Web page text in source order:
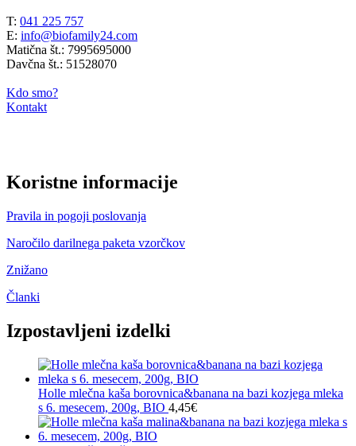
T: 041 225 757
E: info@biofamily24.com
Matična št.: 7995695000
Davčna št.: 51528070
Kdo smo?
Kontakt
Koristne informacije
Pravila in pogoji poslovanja
Naročilo darilnega paketa vzorčkov
Znižano
Članki
Izpostavljeni izdelki
Holle mlečna kaša borovnica&banana na bazi kozjega mleka
s 6. mesecem, 200g, BIO 4,45€